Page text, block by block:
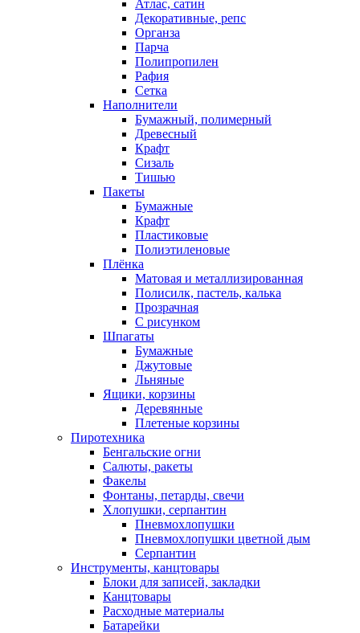
Атлас, сатин
Декоративные, репс
Органза
Парча
Полипропилен
Рафия
Сетка
Наполнители
Бумажный, полимерный
Древесный
Крафт
Сизаль
Тишью
Пакеты
Бумажные
Крафт
Пластиковые
Полиэтиленовые
Плёнка
Матовая и металлизированная
Полисилк, пастель, калька
Прозрачная
С рисунком
Шпагаты
Бумажные
Джутовые
Льняные
Ящики, корзины
Деревянные
Плетеные корзины
Пиротехника
Бенгальские огни
Салюты, ракеты
Факелы
Фонтаны, петарды, свечи
Хлопушки, серпантин
Пневмохлопушки
Пневмохлопушки цветной дым
Серпантин
Инструменты, канцтовары
Блоки для записей, закладки
Канцтовары
Расходные материалы
Батарейки